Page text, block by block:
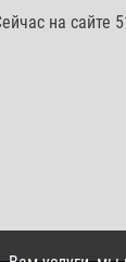
на сайте